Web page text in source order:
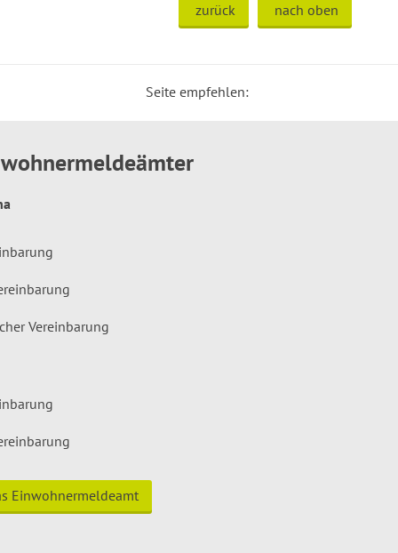
zurück nach oben
Seite empfehlen:
Vereinbarung
Einwohnermeldeamt